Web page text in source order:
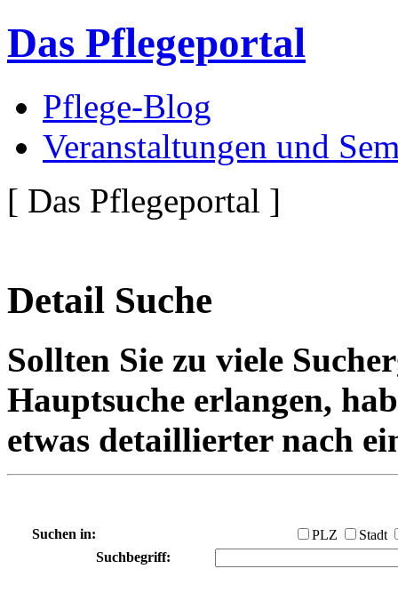
Das Pflegeportal
Pflege-Blog
Veranstaltungen und
[ Das Pflegeportal ]
Detail Suche
Sollten Sie zu viele
Hauptsuche erlangen,
etwas detaillierter nach
Suchen in: PLZ
Stadt
Suchbegriff: